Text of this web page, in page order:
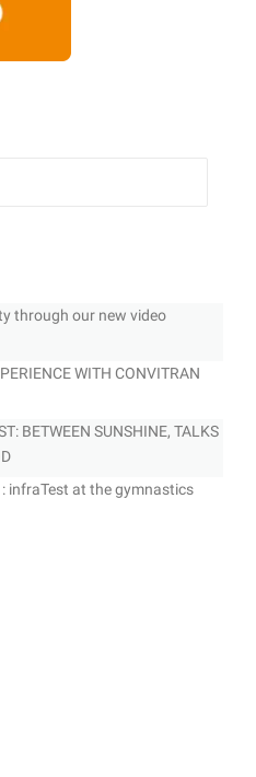
through our new video
WITH CONVITRAN
BETWEEN SUNSHINE, TALKS
infraTest at the gymnastics